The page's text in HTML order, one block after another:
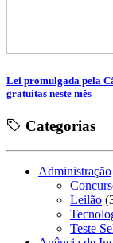
Lei promulgada pela
gratuitas neste mês
Categorias
Administração
Leilão
Teste